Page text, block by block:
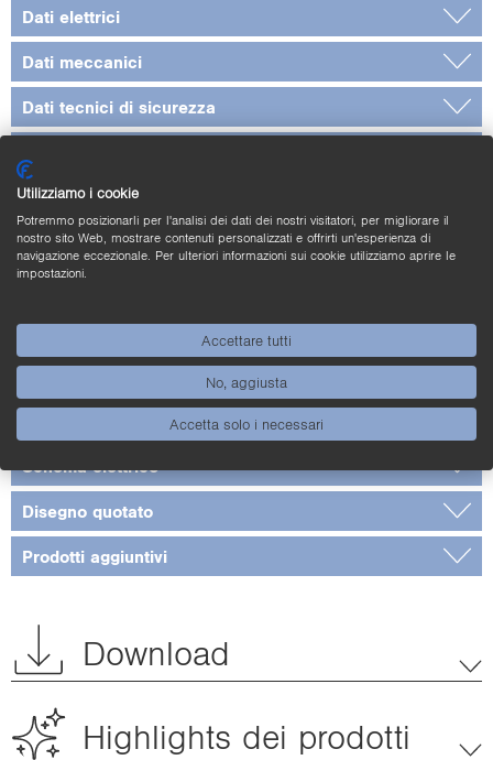
Dati elettrici
Dati meccanici
Dati tecnici di sicurezza
Uscita
Norme e certificati
** Sensori adatti a temperature del fluido fino
a 125 °C. Durante il montaggio assicurarsi
che la custodia del sensore venga raffreddata
a sufficienza dall’ambiente circostante.
Disegno quotato
Prodotti aggiuntivi
Download
Highlights dei prodotti
Utilizziamo i cookie
Potremmo posizionarli per l'analisi dei dati dei nostri visitatori, per migliorare il
nostro sito Web, mostrare contenuti personalizzati e offrirti un'esperienza di
navigazione eccezionale. Per ulteriori informazioni sui cookie utilizziamo aprire le
impostazioni.
Accettare tutti
No, aggiusta
Accetta solo i necessari